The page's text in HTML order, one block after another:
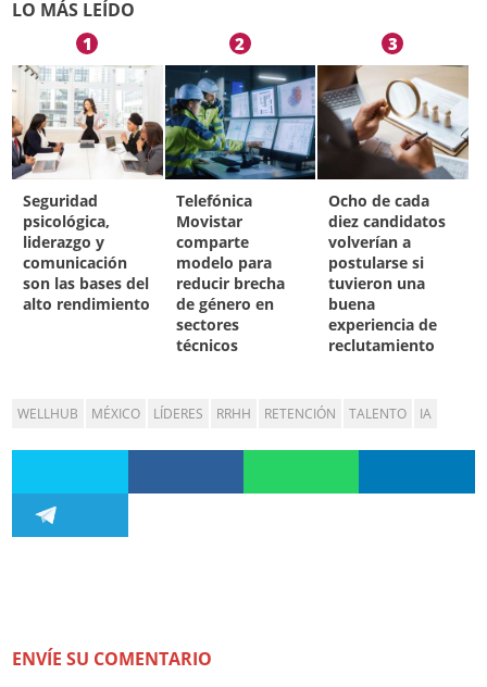
LO MÁS LEÍDO
1
Seguridad
psicológica,
liderazgo y
comunicación
son las bases del
alto rendimiento
2
Telefónica
Movistar
comparte
modelo para
reducir brecha
de género en
sectores
técnicos
3
Ocho de cada
diez candidatos
volverían a
postularse si
tuvieron una
buena
experiencia de
reclutamiento
WELLHUB MÉXICO LÍDERES RRHH RETENCIÓN TALENTO IA
ENVÍE SU COMENTARIO